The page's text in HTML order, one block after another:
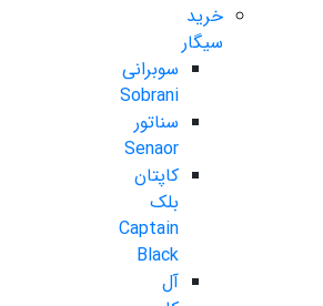
خرید
سیگار
سوبرانی
Sobrani
سناتور
Senaor
کاپتان
بلک
Captain
Black
آل